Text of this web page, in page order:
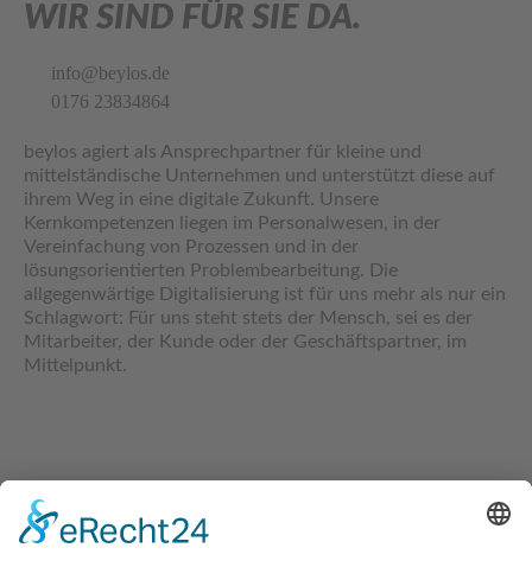
WIR SIND FÜR SIE DA.
info@beylos.de
0176 23834864
beylos agiert als Ansprechpartner für kleine und
mittelständische Unternehmen und unterstützt diese auf
ihrem Weg in eine digitale Zukunft. Unsere
Kernkompetenzen liegen im Personalwesen, in der
Vereinfachung von Prozessen und in der
lösungsorientierten Problembearbeitung. Die
allgegenwärtige Digitalisierung ist für uns mehr als nur ein
Schlagwort: Für uns steht stets der Mensch, sei es der
Mitarbeiter, der Kunde oder der Geschäftspartner, im
Mittelpunkt.